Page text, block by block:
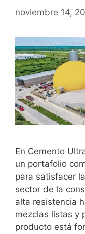
noviembre 14,
En Cemento
un portafolio
para satisfacer
sector de la
alta resistencia
mezclas listas y
producto está